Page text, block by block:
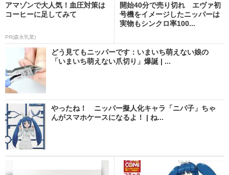
アマゾンで大人気！血圧対策は
コーヒーに足してみて
PR(森永乳業)
開始40分で売り切れ エヴァ初
号機をイメージしたニッパーは
実物もシンクロ率100...
どう見てもニッパーです：いまいち萌えない娘の
「いまいち萌えない爪切り」爆誕 | ...
やったね！ ニッパー擬人化キャラ「ニパ子」ちゃ
んがスマホケースになるよ！ | ね...